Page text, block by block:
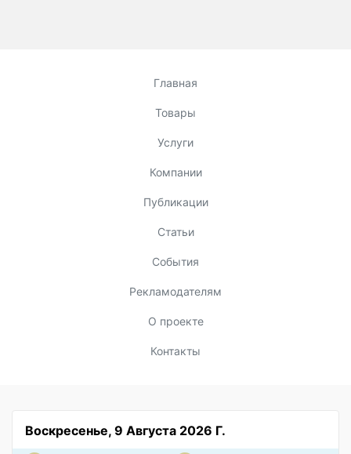
Главная
Товары
Услуги
Компании
Публикации
Статьи
События
Рекламодателям
О проекте
Контакты
Воскресенье, 9 Августа 2026 Г.